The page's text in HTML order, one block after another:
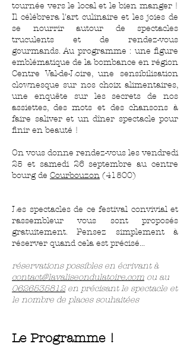
tournée vers le local et le bien manger !
Il célébrera l'art culinaire et les joies de
se nourrir autour de spectacles
truculents et de rendez-vous
gourmands. Au programme : une figure
emblématique de la bombance en région
Centre Val-de-Loire, une sensibilisation
clownesque sur nos choix alimentaires,
une enquête sur les secrets de nos
assiettes, des mots et des chansons à
faire saliver et un dîner spectacle pour
finir en beauté !
On vous donne rendez-vous les vendredi
25 et samedi 26 septembre au centre
bourg de Courbouzon (41500)
Les spectacles de ce festival convivial et
rassembleur vous sont proposés
gratuitement. Pensez simplement à
réserver quand cela est précisé...
réservations possibles en écrivant à
contact@lavaliseondulatoire.com ou au
0626535812en précisant le spectacle et
le nombre de places souhaitées
Le Programme !